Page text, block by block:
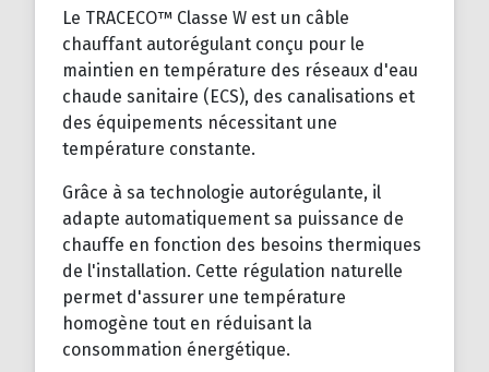
Le TRACECO™ Classe W est un câble
chauffant autorégulant conçu pour le
maintien en température des réseaux d'eau
chaude sanitaire (ECS), des canalisations et
des équipements nécessitant une
température constante.
Grâce à sa technologie autorégulante, il
adapte automatiquement sa puissance de
chauffe en fonction des besoins thermiques
de l'installation. Cette régulation naturelle
permet d'assurer une température
homogène tout en réduisant la
consommation énergétique.